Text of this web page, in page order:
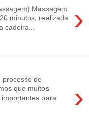
›
Massagem
minutos, realizada
cadeira...
›
processo de
que muitos
para